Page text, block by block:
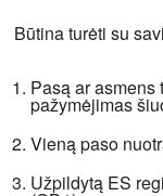
Būtina turėti su
Pasą ar asmens
pažymėjimas
Vieną paso
Užpildytą ES